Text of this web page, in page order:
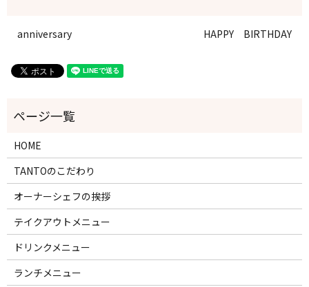
anniversary HAPPY BIRTHDAY
HOME
TANTOのこだわり
オーナーシェフの挨拶
テイクアウトメニュー
ドリンクメニュー
ランチメニュー